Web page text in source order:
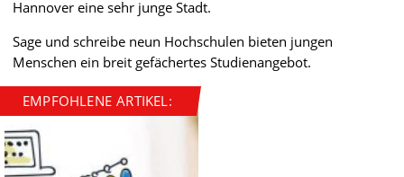
Hannover eine sehr junge Stadt.
Sage und schreibe neun Hochschulen bieten jungen
Menschen ein breit gefächertes Studienangebot.
EMPFOHLENE ARTIKEL: